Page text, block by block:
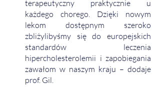
terapeutyczny praktycznie u
każdego chorego. Dzięki nowym
lekom dostępnym szeroko
zbliżylibyśmy się do europejskich
standardów leczenia
hipercholesterolemii i zapobiegania
zawałom w naszym kraju – dodaje
prof. Gil.